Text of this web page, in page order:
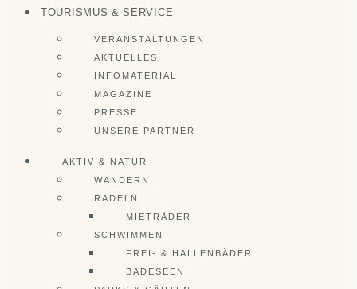
TOURISMUS & SERVICE
VERANSTALTUNGEN
AKTUELLES
INFOMATERIAL
MAGAZINE
PRESSE
UNSERE PARTNER
AKTIV & NATUR
WANDERN
RADELN
MIETRÄDER
SCHWIMMEN
FREI- & HALLENBÄDER
BADESEEN